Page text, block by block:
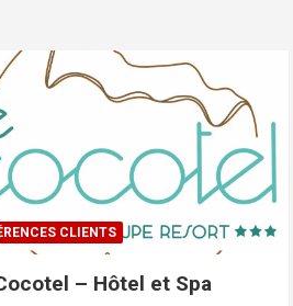
CLIENTS
– Hôtel et Spa